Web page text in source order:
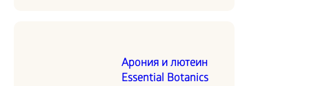
Арония и лютеин
Essential Botanics